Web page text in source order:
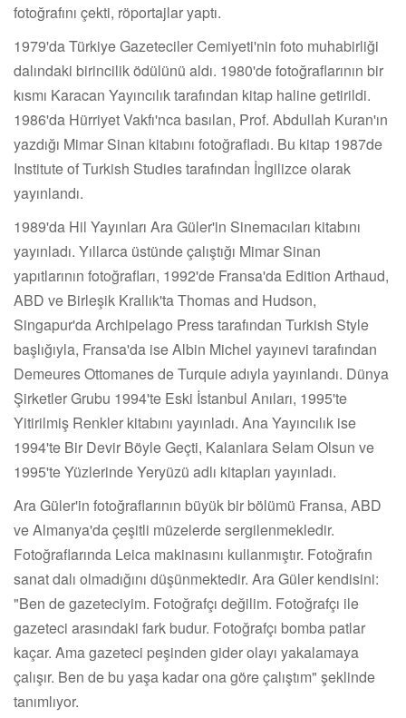
fotoğrafını çekti, röportajlar yaptı.
1979'da Türkiye Gazeteciler Cemiyeti'nin foto muhabirliği
dalındaki birincilik ödülünü aldı. 1980'de fotoğraflarının bir
kısmı Karacan Yayıncılık tarafından kitap haline getirildi.
1986'da Hürriyet Vakfı'nca basılan, Prof. Abdullah Kuran'ın
yazdığı Mimar Sinan kitabını fotoğrafladı. Bu kitap 1987de
Institute of Turkish Studies tarafından İngilizce olarak
yayınlandı.
1989'da Hil Yayınları Ara Güler'in Sinemacıları kitabını
yayınladı. Yıllarca üstünde çalıştığı Mimar Sinan
yapıtlarının fotoğrafları, 1992'de Fransa'da Edition Arthaud,
ABD ve Birleşik Krallık'ta Thomas and Hudson,
Singapur'da Archipelago Press tarafından Turkish Style
başlığıyla, Fransa'da ise Albin Michel yayınevi tarafından
Demeures Ottomanes de Turquie adıyla yayınlandı. Dünya
Şirketler Grubu 1994'te Eski İstanbul Anıları, 1995'te
Yitirilmiş Renkler kitabını yayınladı. Ana Yayıncılık ise
1994'te Bir Devir Böyle Geçti, Kalanlara Selam Olsun ve
1995'te Yüzlerinde Yeryüzü adlı kitapları yayınladı.
Ara Güler'in fotoğraflarının büyük bir bölümü Fransa, ABD
ve Almanya'da çeşitli müzelerde sergilenmekledir.
Fotoğraflarında Leica makinasını kullanmıştır. Fotoğrafın
sanat dalı olmadığını düşünmektedir. Ara Güler kendisini:
"Ben de gazeteciyim. Fotoğrafçı değilim. Fotoğrafçı ile
gazeteci arasındaki fark budur. Fotoğrafçı bomba patlar
kaçar. Ama gazeteci peşinden gider olayı yakalamaya
çalışır. Ben de bu yaşa kadar ona göre çalıştım" şeklinde
tanımlıyor.